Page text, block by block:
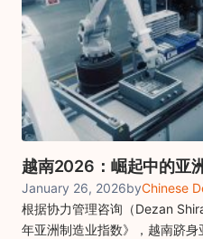
越南2026：崛起中的亚
January 26, 2026byChinese
根据协力管理咨询（Dezan
年亚洲制造业指数》，越南跻